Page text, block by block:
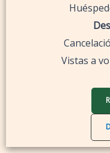
Vistas a